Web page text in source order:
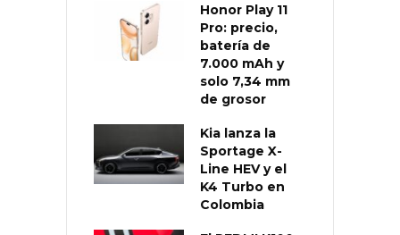
Honor Play 11
Pro: precio,
batería de
7.000 mAh y
solo 7,34 mm
de grosor
Kia lanza la
Sportage X-
Line HEV y el
K4 Turbo en
Colombia